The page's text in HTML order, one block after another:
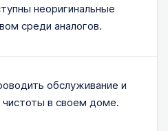
неоригинальные
среди аналогов.
обслуживание и
в своем доме.